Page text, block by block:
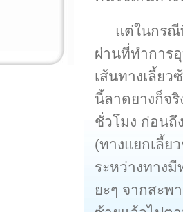
แต่ในกรณี
ผ่านที่ทำการ
เส้นทางเลี้ย
นี้ลาดยางก็จ
ชั่วโมง ก่อน
(ทางแยกเลี้ย
ระหว่างทาง
ยะๆ จากสะพ